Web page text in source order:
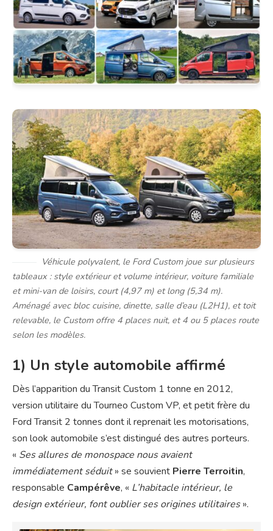
Véhicule polyvalent, le Ford Custom joue sur plusieurs
tableaux : style extérieur et volume intérieur, voiture familiale
et mini-van de loisirs, court (4,97 m) et long (5,34 m).
Aménagé avec bloc cuisine, dinette, salle d’eau (L2H1), et toit
relevable, le Custom offre 4 places nuit, et 4 ou 5 places route
selon les modèles.
1) Un style automobile affirmé
Dès l’apparition du Transit Custom 1 tonne en 2012,
version utilitaire du Tourneo Custom VP, et petit frère du
Ford Transit 2 tonnes dont il reprenait les motorisations,
son look automobile s’est distingué des autres porteurs.
« Ses allures de monospace nous avaient
immédiatement séduit» se souvient Pierre Terroitin,
responsable Campérêve, « L’habitacle intérieur, le
design extérieur, font oublier ses origines utilitaires».